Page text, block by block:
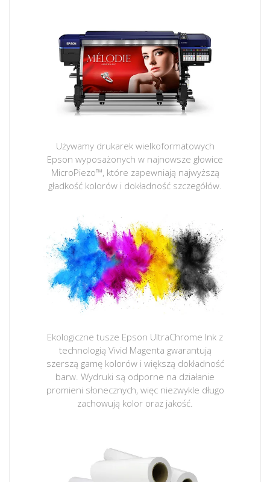
Używamy drukarek wielkoformatowych
Epson wyposażonych w najnowsze głowice
MicroPiezo™, które zapewniają najwyższą
gładkość kolorów i dokładność szczegółów.
Ekologiczne tusze Epson UltraChrome Ink z
technologią Vivid Magenta gwarantują
szerszą gamę kolorów i większą dokładność
barw. Wydruki są odporne na działanie
promieni słonecznych, więc niezwykle długo
zachowują kolor oraz jakość.